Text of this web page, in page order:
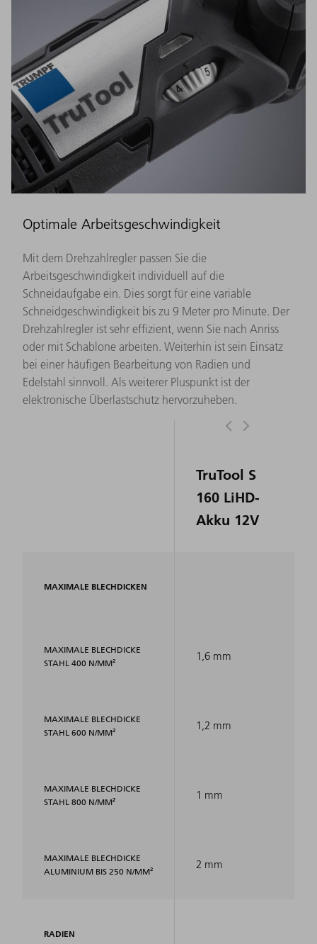
Optimale Arbeitsgeschwindigkeit
Mit dem Drehzahlregler passen Sie die
Arbeitsgeschwindigkeit individuell auf die
Schneidaufgabe ein. Dies sorgt für eine variable
Schneidgeschwindigkeit bis zu 9 Meter pro Minute. Der
Drehzahlregler ist sehr effizient, wenn Sie nach Anriss
oder mit Schablone arbeiten. Weiterhin ist sein Einsatz
bei einer häufigen Bearbeitung von Radien und
Edelstahl sinnvoll. Als weiterer Pluspunkt ist der
elektronische Überlastschutz hervorzuheben.
MAXIMALE BLECHDICKEN
MAXIMALE BLECHDICKE
STAHL 400 N/MM²
MAXIMALE BLECHDICKE
STAHL 600 N/MM²
MAXIMALE BLECHDICKE
STAHL 800 N/MM²
MAXIMALE BLECHDICKE
ALUMINIUM BIS 250 N/MM²
RADIEN
TruTool S
160 LiHD-
Akku 12V
1,6 mm
1,2 mm
1 mm
2 mm